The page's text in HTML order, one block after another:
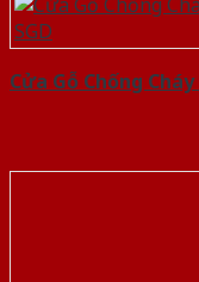
Cửa Gỗ Chống